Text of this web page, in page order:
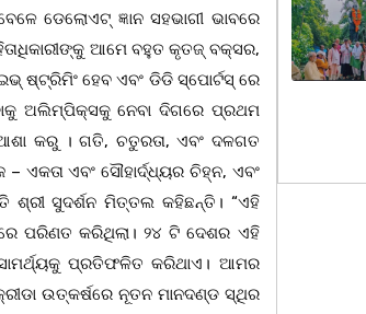
ଡେଲୋଏଟ୍ ଜ୍ଞାନ ସହଭାଗୀ ଭାବରେ
ଆମେ ବହୁତ କୃତଜ୍ ବକ୍ସର,
ଷ୍ଟ୍ରିମିଂ ହେବ ଏବଂ ଡିଡି ସ୍ପୋର୍ଟସ୍ ରେ
ଅଲିମ୍ପିକ୍ସକୁ ନେବା ଦିଗରେ ପ୍ରଥମ
କରୁ । ଗତି, ଚତୁରତା, ଏବଂ ଦଳଗତ
ଏକତା ଏବଂ ସୌହାର୍ଦ୍ଧ୍ୟର ଚିହ୍ନ, ଏବଂ
ସୁଦର୍ଶନ ମିତ୍ତଲ କହିଛନ୍ତି। “ଏହି
ପରିଣତ କରିଥିଲା। ୨୪ ଟି ଦେଶର ଏହି
ପ୍ରତିଫଳିତ କରିଥାଏ। ଆମର
ଉତ୍କର୍ଷରେ ନୂତନ ମାନଦଣ୍ଡ ସ୍ଥିର